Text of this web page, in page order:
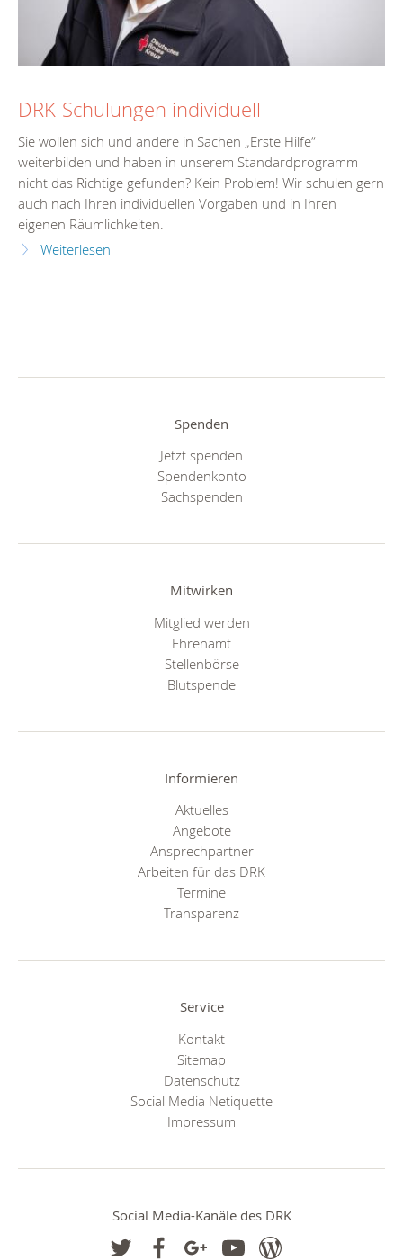
DRK-Schulungen individuell
Sie wollen sich und andere in Sachen „Erste Hilfe“
weiterbilden und haben in unserem Standardprogramm
nicht das Richtige gefunden? Kein Problem! Wir schulen gern
auch nach Ihren individuellen Vorgaben und in Ihren
eigenen Räumlichkeiten.
Weiterlesen
Spenden
Jetzt spenden
Spendenkonto
Sachspenden
Mitwirken
Mitglied werden
Ehrenamt
Stellenbörse
Blutspende
Informieren
Aktuelles
Angebote
Ansprechpartner
Arbeiten für das DRK
Termine
Transparenz
Service
Kontakt
Sitemap
Datenschutz
Social Media Netiquette
Impressum
Social Media-Kanäle des DRK